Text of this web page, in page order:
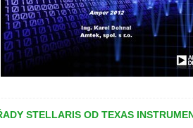
STELLARIS OD TEXAS